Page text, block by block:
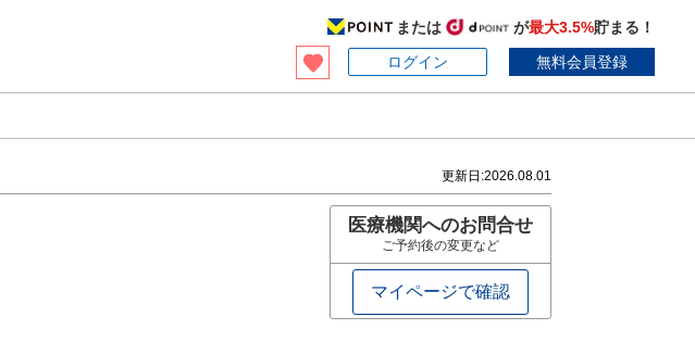
または が最大3.5%貯まる！
ログイン
無料会員登録
更新日:2026.08.01
医療機関へのお問合せ
ご予約後の変更など
マイページで確認